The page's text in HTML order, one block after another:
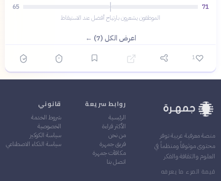
71
65
الموظفون يشعرون بارتياح أفضل عند الاستيقاظ
اعرض الكل (7) ←
1
منصة معرفية عربية توفر
محتوى موثوقاً ومنظماً في
العلوم والثقافة والفكر
قيمة المرء ما يعرفه
روابط سريعة
الرئيسية
الأكثر قراءة
من نحن
فريق جمهرة
مكافآت جمهرة
اتصل بنا
قانوني
شروط الخدمة
الخصوصية
سياسة الكوكيز
سياسة الذكاء الاصطناعي